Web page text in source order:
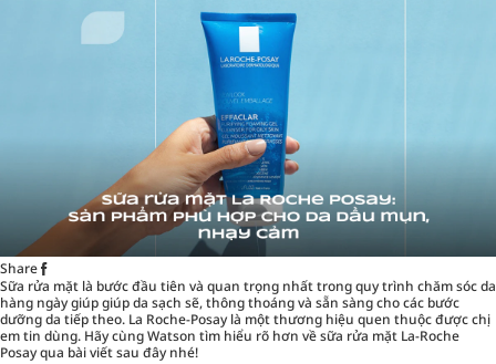
Share
Sữa rửa mặt là bước đầu tiên và quan trọng nhất trong quy trình chăm sóc da
hàng ngày giúp giúp da sạch sẽ, thông thoáng và sẵn sàng cho các bước
dưỡng da tiếp theo. La Roche-Posay là một thương hiệu quen thuộc được chị
em tin dùng. Hãy cùng Watson tìm hiểu rõ hơn về sữa rửa mặt La-Roche
Posay qua bài viết sau đây nhé!